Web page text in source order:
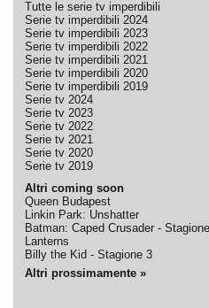
Tutte le serie tv imperdibili
Serie tv imperdibili 2024
Serie tv imperdibili 2023
Serie tv imperdibili 2022
Serie tv imperdibili 2021
Serie tv imperdibili 2020
Serie tv imperdibili 2019
Serie tv 2024
Serie tv 2023
Serie tv 2022
Serie tv 2021
Serie tv 2020
Serie tv 2019
Altri coming soon
Queen Budapest
Linkin Park: Unshatter
Batman: Caped Crusader -
Lanterns
Billy the Kid - Stagione 3
Altri prossimamente »